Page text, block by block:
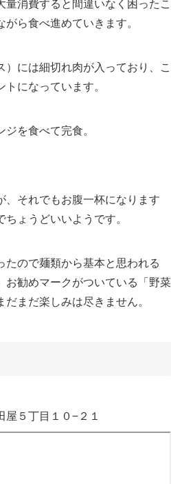
量消費すると間違いなく困ったこ
ら食べ進めていきます。
）には細切れ肉が入っており、こ
になっています。
を食べて完食。
、それでもお腹一杯になります
ょうどいいようです。
たので麺類から基本と思われる
お勧めマークがついている「野菜
まだ楽しみは尽きません。
５丁目１０−２１